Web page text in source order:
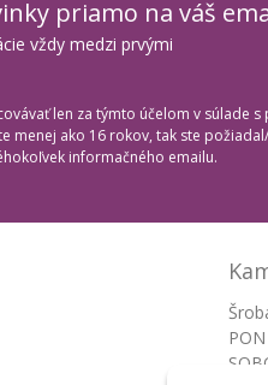
priamo na váš
vždy medzi prvými
len za týmto účelom v súlade
menej ako 16 rokov, tak ste
informačného emailu.